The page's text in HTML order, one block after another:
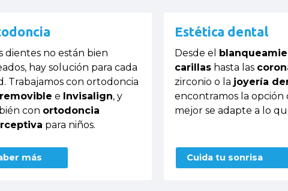
dientes no están bien
hay solución para cada
Trabajamos con ortodoncia
removible e Invisalign, y
con ortodoncia
para niños.
más
Estética dental
Desde el
carillas hasta las
zirconio o la joyería
encontramos la opción
mejor se adapte a lo
Cuida tu sonrisa